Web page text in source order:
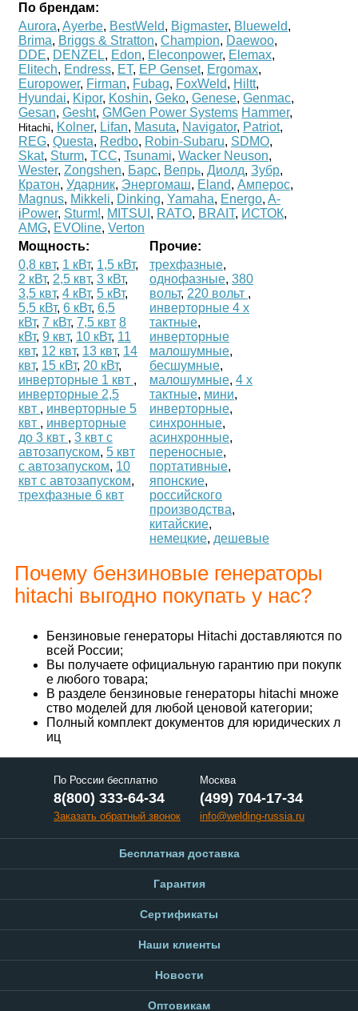
По брендам:
Aurora, Ayerbe, BestWeld, Bigmaster, Blueweld,
Brima, Briggs & Stratton, Champion, Daewoo,
DDE, DENZEL, Edon, Eleconpower, Elemax,
Elitech, Endress, ET, EP Genset, Ergomax,
Europower, Firman, Fubag, FoxWeld, Hiltt,
Hyundai, Kipor, Koshin, Geko, Genese, Genmac,
Gesan, Gesht, GMGen Power Systems Hammer,
Hitachi, Kolner, Lifan, Masuta, Navigator, Patriot,
REG, Questa, Redbo, Robin-Subaru, SDMO,
Skat, Sturm, ТСС, Tsunami, Wacker Neuson,
Wester, Zongshen, Барс, Вепрь, Диолд, Зубр,
Кратон, Ударник, Энергомаш, Eland, Амперос,
Magnus, Mikkeli, Dinking, Yamaha, Energo, A-
iPower, Sturm!, MITSUI , RATO, BRAIT, ИСТОК,
AMG, EVOline, Verton
Мощность:
0,8 квт, 1 кВт, 1,5 кВт,
2 кВт, 2,5 квт, 3 кВт,
3,5 квт, 4 кВт, 5 кВт,
5,5 кВт, 6 кВт, 6,5
кВт, 7 кВт, 7,5 квт 8
кВт, 9 квт, 10 кВт, 11
квт, 12 квт, 13 квт, 14
квт, 15 кВт, 20 кВт,
инверторные 1 квт ,
инверторные 2,5
квт , инверторные 5
квт , инверторные
до 3 квт , 3 квт с
автозапуском, 5 квт
с автозапуском, 10
квт с автозапуском,
трехфазные 6 квт
Прочие:
трехфазные,
однофазные, 380
вольт, 220 вольт ,
инверторные 4 х
тактные,
инверторные
малошумные,
бесшумные,
малошумные, 4 х
тактные, мини,
инверторные,
синхронные,
асинхронные,
переносные,
портативные,
японские,
российского
производства,
китайские,
немецкие, дешевые
Почему бензиновые генераторы
hitachi выгодно покупать у нас?
Бензиновые генераторы Hitachi доставляются по
всей России;
Вы получаете официальную гарантию при покупк
е любого товара;
В разделе бензиновые генераторы hitachi множе
ство моделей для любой ценовой категории;
Полный комплект документов для юридических л
иц
По России бесплатно
8(800) 333-64-34
Заказать обратный звонок
Москва
(499) 704-17-34
info@welding-russia.ru
Бесплатная доставка
Гарантия
Сертификаты
Наши клиенты
Новости
Оптовикам